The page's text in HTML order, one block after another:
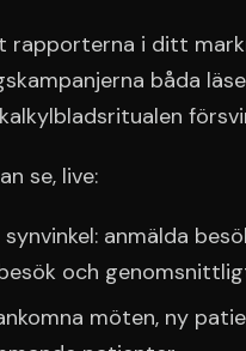
rapporterna i ditt
båda
se, live:
anmälda
och
möten, ny